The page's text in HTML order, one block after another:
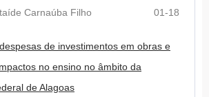
Carnaúba Filho
01-18
de investimentos em obras e
no ensino no âmbito da
de Alagoas